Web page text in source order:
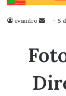
evandro
Mande
mail
5